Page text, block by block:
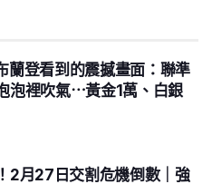
蘭登看到的震撼畫面：聯準
泡裡吹氣⋯黃金1萬、白銀
2月27日交割危機倒數｜強